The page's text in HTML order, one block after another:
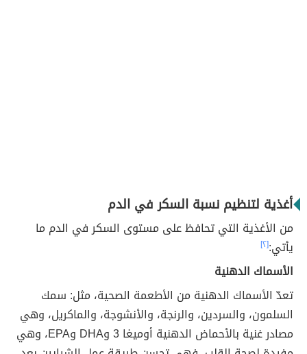
أغذية لتنظيم نسبة السكر في الدم
من الأغذية التي تحافظ على مستوى السكر في الدم ما
يأتي:[٢]
الأسماك الدهنية
تعدّ الأسماك الدهنية من الأطعمة الصحية، مثل: سمك
السلمون، والسردين، والرنجة، والأنشوجة، والماكريل، وهي
مصادر غنية بالأحماض الدهنية أوميغا 3 وDHA وEPA، وهي